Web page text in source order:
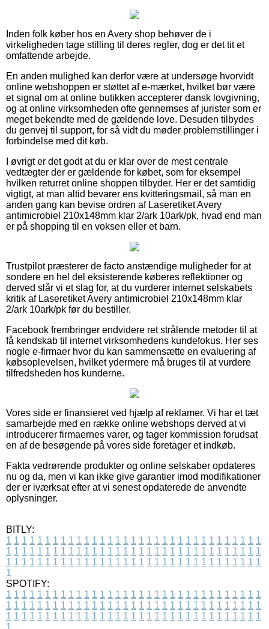
Inden folk køber hos en Avery shop behøver de i
virkeligheden tage stilling til deres regler, dog er det tit et
omfattende arbejde.
En anden mulighed kan derfor være at undersøge hvorvidt
online webshoppen er støttet af e-mærket, hvilket bør være
et signal om at online butikken accepterer dansk lovgivning,
og at online virksomheden ofte gennemses af jurister som er
meget bekendte med de gældende love. Desuden tilbydes
du genvej til support, for så vidt du møder problemstillinger i
forbindelse med dit køb.
I øvrigt er det godt at du er klar over de mest centrale
vedtægter der er gældende for købet, som for eksempel
hvilken returret online shoppen tilbyder. Her er det samtidig
vigtigt, at man altid bevarer ens kvitteringsmail, så man en
anden gang kan bevise ordren af Laseretiket Avery
antimicrobiel 210x148mm klar 2/ark 10ark/pk, hvad end man
er på shopping til en voksen eller et barn.
Trustpilot præsterer de facto anstændige muligheder for at
sondere en hel del eksisterende køberes reflektioner og
derved slår vi et slag for, at du vurderer internet selskabets
kritik af Laseretiket Avery antimicrobiel 210x148mm klar
2/ark 10ark/pk før du bestiller.
Facebook frembringer endvidere ret strålende metoder til at
få kendskab til internet virksomhedens kundefokus. Her ses
nogle e-firmaer hvor du kan sammensætte en evaluering af
købsoplevelsen, hvilket ydermere må bruges til at vurdere
tilfredsheden hos kunderne.
Vores side er finansieret ved hjælp af reklamer. Vi har et tæt
samarbejde med en række online webshops derved at vi
introducerer firmaernes varer, og tager kommission forudsat
en af de besøgende på vores side foretager et indkøb.
Fakta vedrørende produkter og online selskaber opdateres
nu og da, men vi kan ikke give garantier imod modifikationer
der er iværksat efter at vi senest opdaterede de anvendte
oplysninger.
BITLY:
1 1 1 1 1 1 1 1 1 1 1 1 1 1 1 1 1 1 1 1 1 1 1 1 1 1 1 1 1 1 1 1 1
1 1 1 1 1 1 1 1 1 1 1 1 1 1 1 1 1 1 1 1 1 1 1 1 1 1 1 1 1 1 1 1 1
1 1 1 1 1 1 1 1 1 1 1 1 1 1 1 1 1 1 1 1 1 1 1 1 1 1 1 1 1 1 1 1 1
1
SPOTIFY:
1 1 1 1 1 1 1 1 1 1 1 1 1 1 1 1 1 1 1 1 1 1 1 1 1 1 1 1 1 1 1 1 1
1 1 1 1 1 1 1 1 1 1 1 1 1 1 1 1 1 1 1 1 1 1 1 1 1 1 1 1 1 1 1 1 1
1 1 1 1 1 1 1 1 1 1 1 1 1 1 1 1 1 1 1 1 1 1 1 1 1 1 1 1 1 1 1 1 1
1